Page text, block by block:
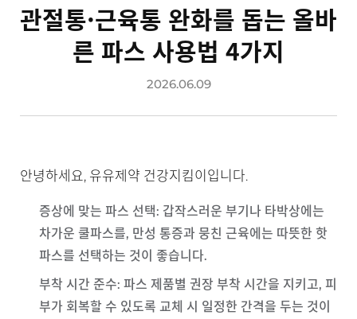
관절통·근육통 완화를 돕는 올바
른 파스 사용법 4가지
2026.06.09
안녕하세요, 유유제약 건강지킴이입니다.
증상에 맞는 파스 선택: 갑작스러운 부기나 타박상에는
차가운 쿨파스를, 만성 통증과 뭉친 근육에는 따뜻한 핫
파스를 선택하는 것이 좋습니다.
부착 시간 준수: 파스 제품별 권장 부착 시간을 지키고, 피
부가 회복할 수 있도록 교체 시 일정한 간격을 두는 것이